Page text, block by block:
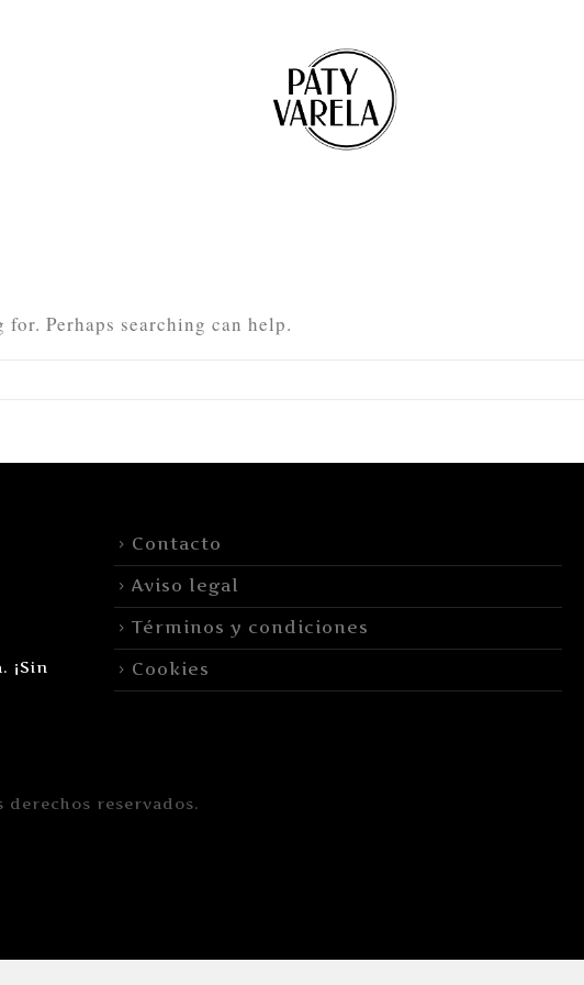
Perhaps searching can help.
¡Sin
Contacto
Aviso legal
Términos y condiciones
Cookies
reservados.